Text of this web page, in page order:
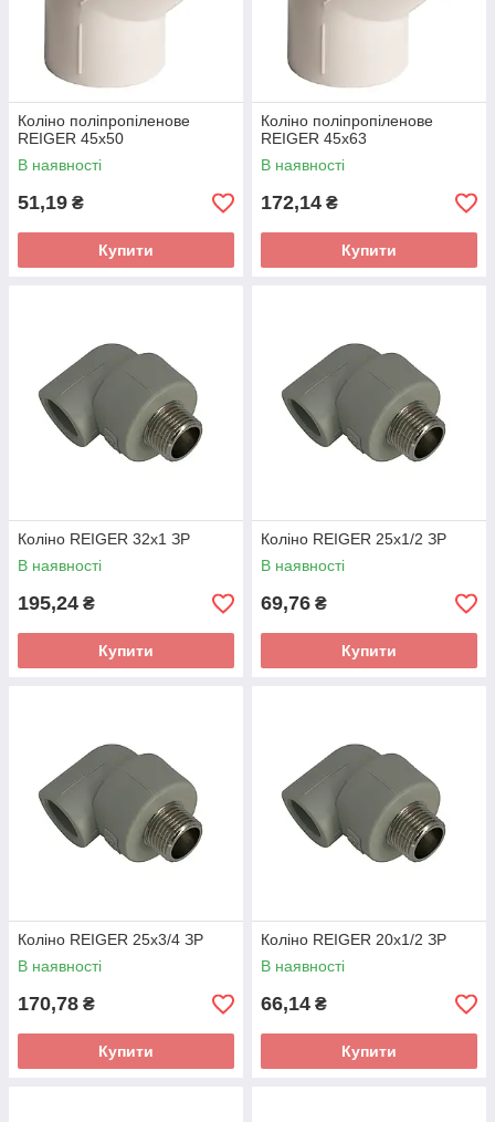
Коліно поліпропіленове
REIGER 45х50
В наявності
51,19 ₴
Купити
Коліно поліпропіленове
REIGER 45х63
В наявності
172,14 ₴
Купити
Коліно REIGER 32х1 ЗР
В наявності
195,24 ₴
Купити
Коліно REIGER 25х1/2 ЗР
В наявності
69,76 ₴
Купити
Коліно REIGER 25х3/4 ЗР
В наявності
170,78 ₴
Купити
Коліно REIGER 20х1/2 ЗР
В наявності
66,14 ₴
Купити